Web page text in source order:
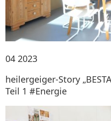
04 2023
heilergeiger-Story
Teil 1 #Energie